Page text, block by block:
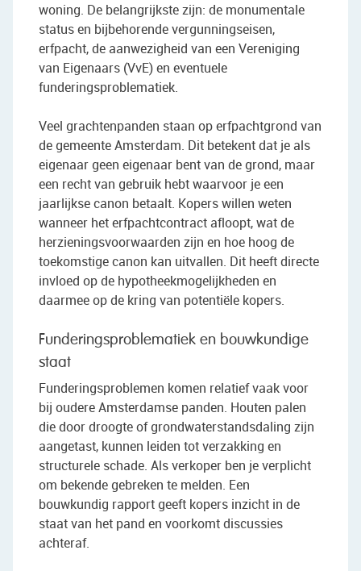
woning. De belangrijkste zijn: de monumentale
status en bijbehorende vergunningseisen,
erfpacht, de aanwezigheid van een Vereniging
van Eigenaars (VvE) en eventuele
funderingsproblematiek.
Veel grachtenpanden staan op erfpachtgrond van
de gemeente Amsterdam. Dit betekent dat je als
eigenaar geen eigenaar bent van de grond, maar
een recht van gebruik hebt waarvoor je een
jaarlijkse canon betaalt. Kopers willen weten
wanneer het erfpachtcontract afloopt, wat de
herzieningsvoorwaarden zijn en hoe hoog de
toekomstige canon kan uitvallen. Dit heeft directe
invloed op de hypotheekmogelijkheden en
daarmee op de kring van potentiële kopers.
Funderingsproblematiek en bouwkundige
staat
Funderingsproblemen komen relatief vaak voor
bij oudere Amsterdamse panden. Houten palen
die door droogte of grondwaterstandsdaling zijn
aangetast, kunnen leiden tot verzakking en
structurele schade. Als verkoper ben je verplicht
om bekende gebreken te melden. Een
bouwkundig rapport geeft kopers inzicht in de
staat van het pand en voorkomt discussies
achteraf.